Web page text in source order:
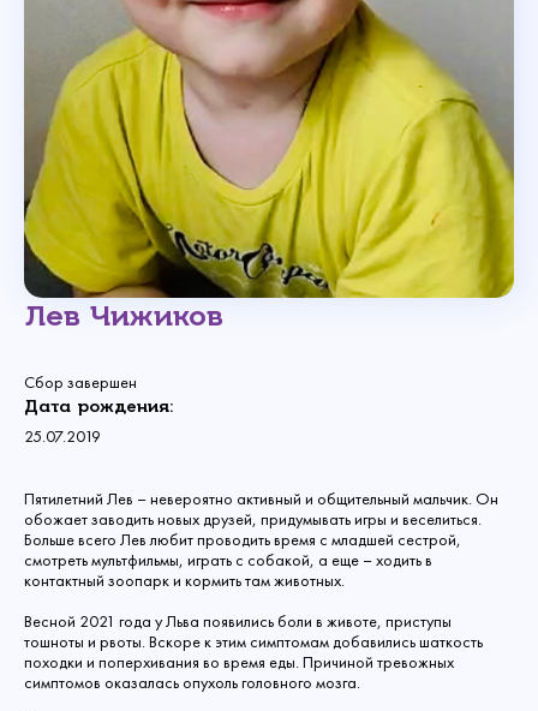
Лев Чижиков
Сбор завершен
Дата рождения:
25.07.2019
Пятилетний Лев – невероятно активный и общительный мальчик. Он
обожает заводить новых друзей, придумывать игры и веселиться.
Больше всего Лев любит проводить время с младшей сестрой,
смотреть мультфильмы, играть с собакой, а еще – ходить в
контактный зоопарк и кормить там животных.
Весной 2021 года у Льва появились боли в животе, приступы
тошноты и рвоты. Вскоре к этим симптомам добавились шаткость
походки и поперхивания во время еды. Причиной тревожных
симптомов оказалась опухоль головного мозга.